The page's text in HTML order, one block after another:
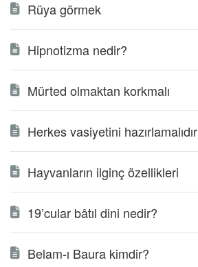
Rüya görmek
Hipnotizma nedir?
Mürted olmaktan korkmalı
Herkes vasiyetini hazırlamalıdır
Hayvanların ilginç özellikleri
19’cular bâtıl dini nedir?
Belam-ı Baura kimdir?